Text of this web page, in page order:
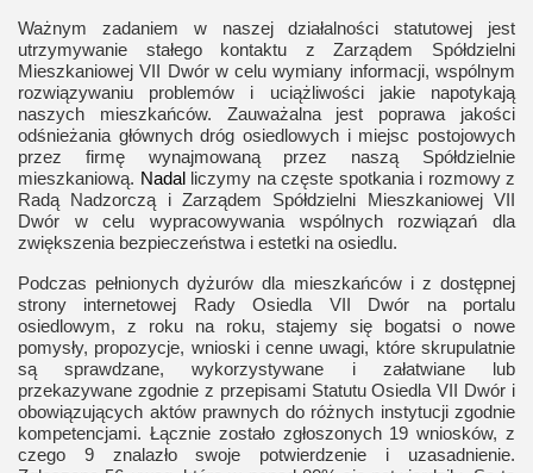
Ważnym zadaniem w naszej działalności statutowej jest
utrzymywanie stałego kontaktu z Zarządem Spółdzielni
Mieszkaniowej VII Dwór w celu wymiany informacji, wspólnym
rozwiązywaniu problemów i uciążliwości jakie napotykają
naszych mieszkańców. Zauważalna jest poprawa jakości
odśnieżania głównych dróg osiedlowych i miejsc postojowych
przez firmę wynajmowaną przez naszą Spółdzielnie
mieszkaniową. Nadal liczymy na częste spotkania i rozmowy z
Radą Nadzorczą i Zarządem Spółdzielni Mieszkaniowej VII
Dwór w celu wypracowywania wspólnych rozwiązań dla
zwiększenia bezpieczeństwa i estetki na osiedlu.
Podczas pełnionych dyżurów dla mieszkańców i z dostępnej
strony internetowej Rady Osiedla VII Dwór na portalu
osiedlowym, z roku na roku, stajemy się bogatsi o nowe
pomysły, propozycje, wnioski i cenne uwagi, które skrupulatnie
są sprawdzane, wykorzystywane i załatwiane lub
przekazywane zgodnie z przepisami Statutu Osiedla VII Dwór i
obowiązujących aktów prawnych do różnych instytucji zgodnie
kompetencjami. Łącznie zostało zgłoszonych 19 wniosków, z
czego 9 znalazło swoje potwierdzenie i uzasadnienie.